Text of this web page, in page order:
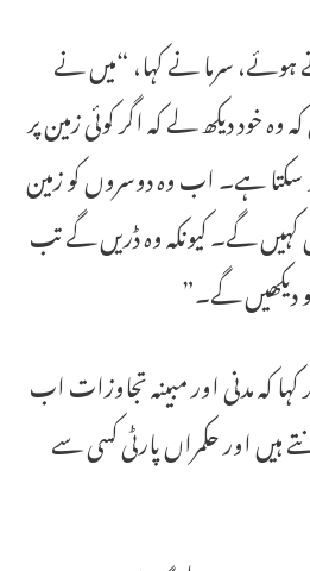
سرما نے کہا، “میں نے
خود دیکھ لے کہ اگر کوئی زمین پر
ہو سکتا ہے۔ اب وہ دوسروں کو زمین
گے۔ کیونکہ وہ ڈریں گے تب
دیکھیں گے۔”
کہ مدنی اور مبینہ تجاوزات اب
ہیں اور حکمراں پارٹی کسی سے